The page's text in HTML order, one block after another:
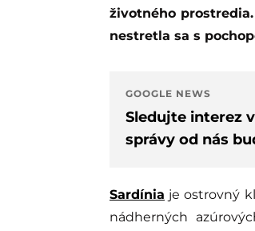
životného
nestretla sa s
GOOGLE NEWS
Sledujte interez
správy od nás
Sardínia je ostrovný
nádherných